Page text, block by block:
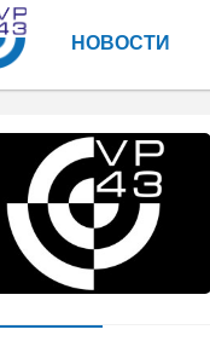
НОВОСТИ